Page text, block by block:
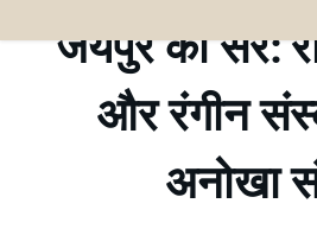
जयपुर की सैर:
और रंगीन
अनोखा